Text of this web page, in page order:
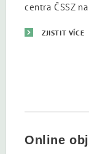
centra ČSSZ
ZJISTIT VÍCE
Online